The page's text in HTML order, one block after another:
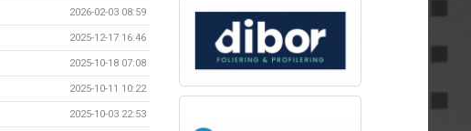
2026-02-03 08:59
2025-12-17 16:46
2025-10-18 07:08
2025-10-11 10:22
2025-10-03 22:53